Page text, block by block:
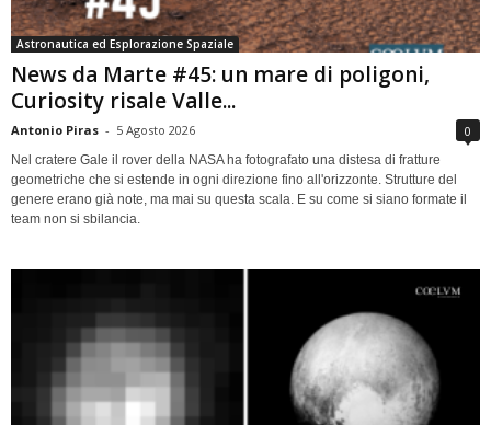
Astronautica ed Esplorazione Spaziale
News da Marte #45: un mare di poligoni,
Curiosity risale Valle...
Antonio Piras - 5 Agosto 2026 0
Nel cratere Gale il rover della NASA ha fotografato una distesa di fratture
geometriche che si estende in ogni direzione fino all'orizzonte. Strutture del
genere erano già note, ma mai su questa scala. E su come si siano formate il
team non si sbilancia.